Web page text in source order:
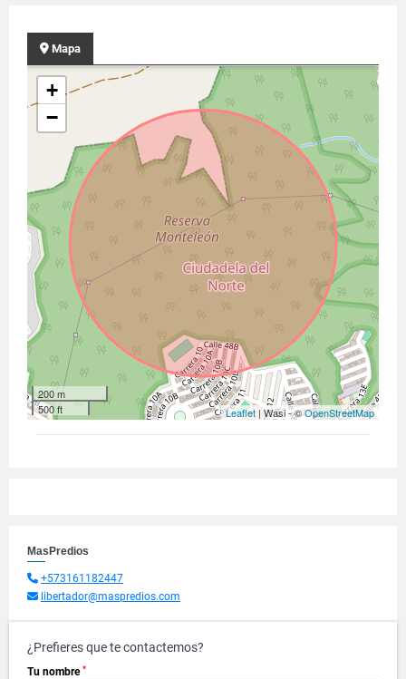
Mapa
+
−
200 m
500 ft
Leaflet | Wasi - ©OpenStreetMap
MasPredios
+573161182447
libertador@maspredios.com
¿Prefieres que te contactemos?
Tu nombre *